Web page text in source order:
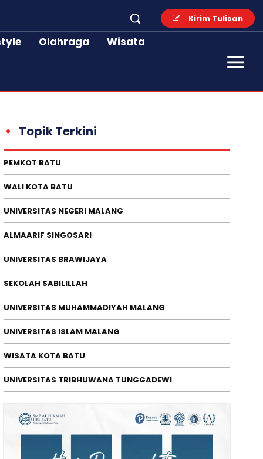
Kirim Tulisan
Olahraga Wisata
Lahan Sebelah
Pastikan Penanganan
Korban Jiwa
08/2026
Topik Terkini
PEMKOT BATU
WALI KOTA BATU
UNIVERSITAS NEGERI MALANG
ALMAARIF SINGOSARI
UNIVERSITAS BRAWIJAYA
SEKOLAH SABILILLAH
UNIVERSITAS MUHAMMADIYAH MALANG
UNIVERSITAS ISLAM MALANG
WISATA KOTA BATU
UNIVERSITAS TRIBHUWANA TUNGGADEWI